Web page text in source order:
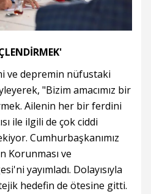
ve depremin nüfustaki
"Bizim amacımız bir
Ailenin her bir ferdini
ile ilgili de çok ciddi
Cumhurbaşkanımız
Korunması ve
yayımladı. Dolayısıyla
hedefin de ötesine gitti.